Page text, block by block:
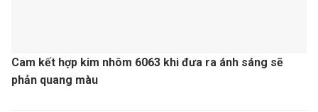
Cam kết hợp kim nhôm 6063 khi đưa ra ánh sáng sẽ
phản quang màu